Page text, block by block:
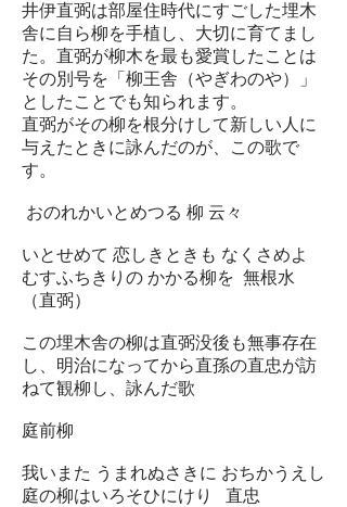
井伊直弼は部屋住時代にすごした埋木
舎に自ら柳を手植し、大切に育てまし
た。直弼が柳木を最も愛賞したことは
その別号を「柳王舎（やぎわのや）」
としたことでも知られます。
直弼がその柳を根分けして新しい人に
与えたときに詠んだのが、この歌で
す。
おのれかいとめつる 柳 云々
いとせめて 恋しきときも なくさめよ
むすふちきりの かかる柳を 無根水
（直弼）
この埋木舎の柳は直弼没後も無事存在
し、明治になってから直孫の直忠が訪
ねて観柳し、詠んだ歌
庭前柳
我いまた うまれぬさきに おちかうえし
庭の柳はいろそひにけり 直忠